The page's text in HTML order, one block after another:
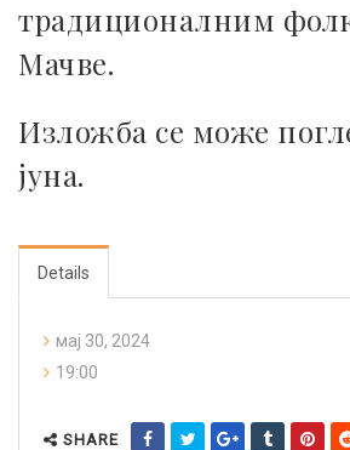
традиционалним
Мачве.
Изложба се може
јуна.
Details
мај 30, 2024
19:00
SHARE